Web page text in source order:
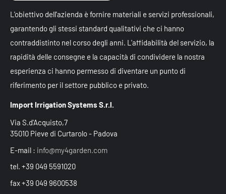
L'obiettivo dell'azienda è fornire materiali e servizi professionali,
garantendo gli stessi standard qualitativi che ci hanno
contraddistinto nel corso degli anni. L'affidabilità del servizio, la
rapidità delle consegne e la capacità di condividere la nostra
esperienza ci hanno permesso di diventare un punto di
riferimento per il settore pubblico e privato.
Import Irrigation Systems S.r.l.
Via S.d'Acquisto,7
35010 Pieve di Curtarolo - Padova
E-mail : info@my4garden.com
tel. +39 049 5591020
fax +39 049 9600538